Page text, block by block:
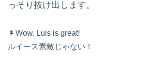
っそり抜け出します。
👩Wow. Luis is great!
ルイース素敵じゃない！